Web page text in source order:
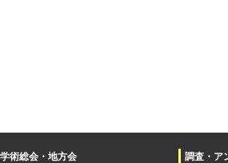
学術総会・地方会 調査・ア